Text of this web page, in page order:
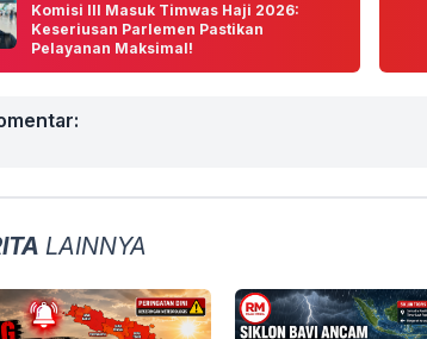
Komisi III Masuk Timwas Haji 2026:
Keseriusan Parlemen Pastikan
Pelayanan Maksimal!
LAINNYA